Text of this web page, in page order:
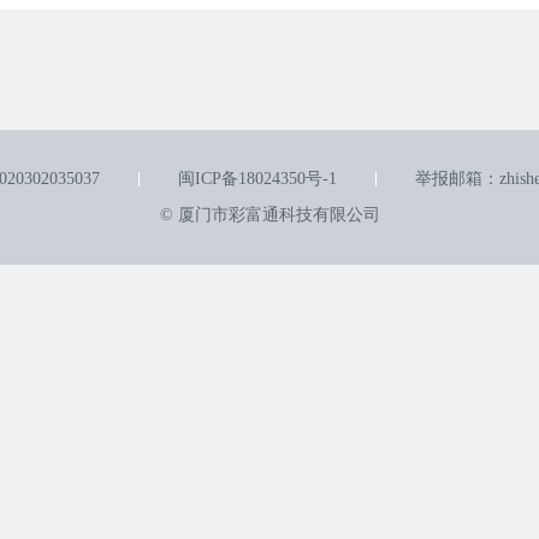
闽ICP备18024350号-1
举报邮箱：
© 厦门市彩富通科技有限公司